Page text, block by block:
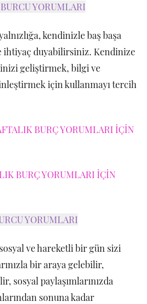
YORUMLARI
kendinizle baş başa
ihtiyaç duyabilirsiniz. Kendinize
geliştirmek, bilgi ve
için kullanmayı tercih
BURÇ YORUMLARI İÇİN
BURÇ YORUMLARI İÇİN
YORUMLARI
ve hareketli bir gün sizi
bir araya gelebilir,
sosyal paylaşımlarınızda
sonuna kadar